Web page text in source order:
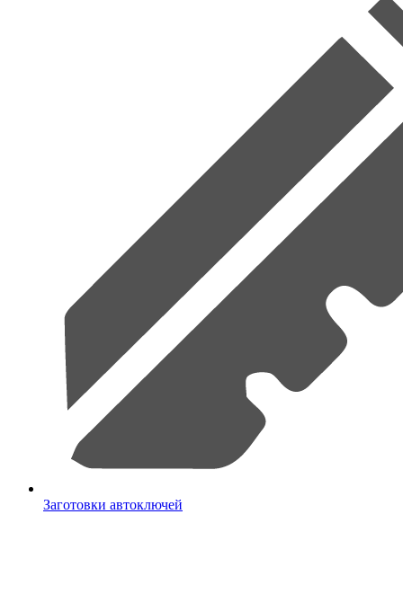
Заготовки автоключей